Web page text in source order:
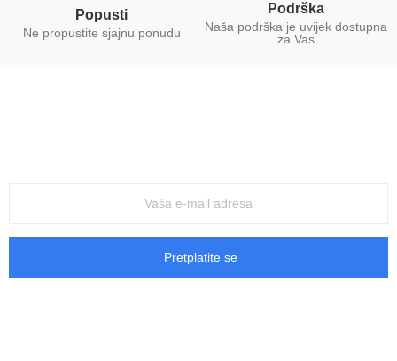
Popusti
Ne propustite sjajnu ponudu
Podrška
Naša podrška je uvijek dostupna
za Vas
Pretplatite se